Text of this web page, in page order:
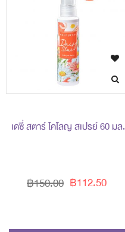
เดซี่ สตาร์ โคโลญ สเปรย์ 60 มล.
฿112.50
฿150.00